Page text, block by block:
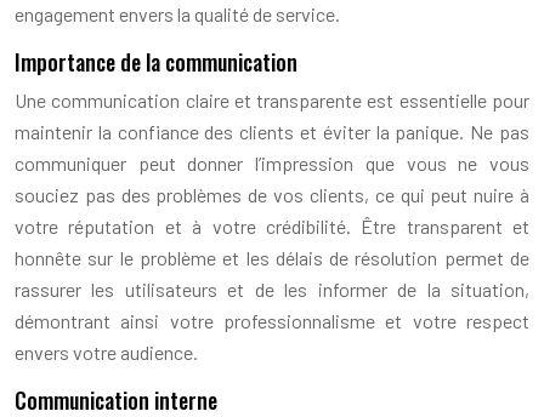
engagement envers la qualité de service.
Importance de la communication
Une communication claire et transparente est essentielle pour
maintenir la confiance des clients et éviter la panique. Ne pas
communiquer peut donner l’impression que vous ne vous
souciez pas des problèmes de vos clients, ce qui peut nuire à
votre réputation et à votre crédibilité. Être transparent et
honnête sur le problème et les délais de résolution permet de
rassurer les utilisateurs et de les informer de la situation,
démontrant ainsi votre professionnalisme et votre respect
envers votre audience.
Communication interne